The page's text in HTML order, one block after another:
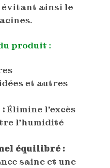
évitant ainsi le
produit :
et autres
Élimine l’excès
l’humidité
équilibré :
saine et une